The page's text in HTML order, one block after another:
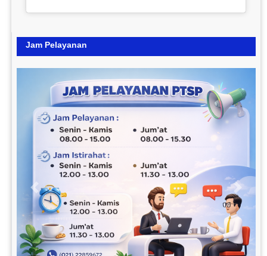
Jam Pelayanan
Previous Next